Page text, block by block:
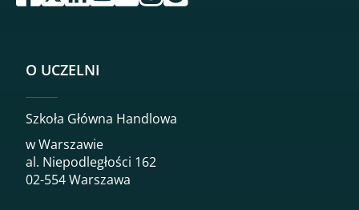
O UCZELNI
Szkoła Główna Handlowa
w Warszawie
al. Niepodległości 162
02-554 Warszawa